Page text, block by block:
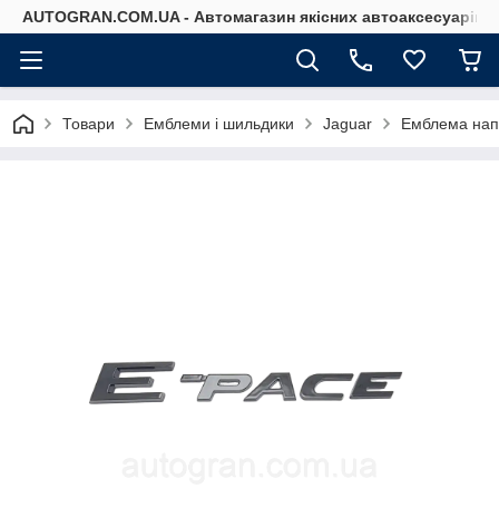
AUTOGRAN.COM.UA - Автомагазин якісних автоаксесуарів
Товари Емблеми і шильдики Jaguar Емблема